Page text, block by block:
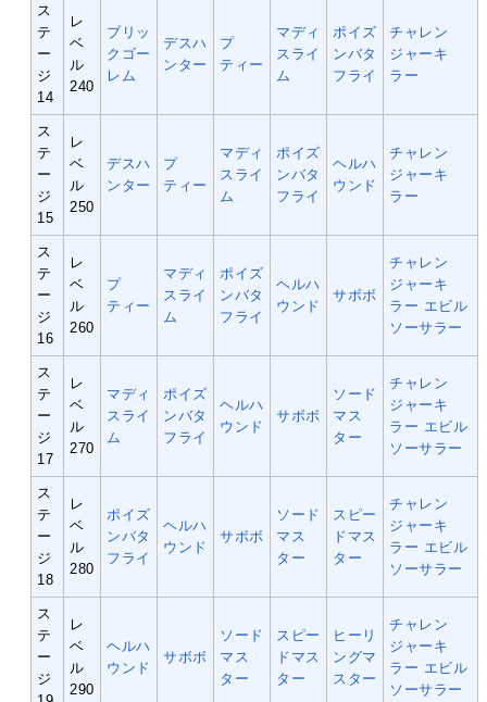
ス
テ
ー
ジ
14
レ
ベ
ル
240
ブリッ
クゴー
レム
デスハ
ンター
プ
ティー
マディ
スライ
ム
ポイズ
ンバタ
フライ
チャレン
ジャーキ
ラー
ス
テ
ー
ジ
15
レ
ベ
ル
250
デスハ
ンター
プ
ティー
マディ
スライ
ム
ポイズ
ンバタ
フライ
ヘルハ
ウンド
チャレン
ジャーキ
ラー
ス
テ
ー
ジ
16
レ
ベ
ル
260
プ
ティー
マディ
スライ
ム
ポイズ
ンバタ
フライ
ヘルハ
ウンド
サボボ
チャレン
ジャーキ
ラー エビル
ソーサラー
ス
テ
ー
ジ
17
レ
ベ
ル
270
マディ
スライ
ム
ポイズ
ンバタ
フライ
ヘルハ
ウンド
サボボ
ソード
マス
ター
チャレン
ジャーキ
ラー エビル
ソーサラー
ス
テ
ー
ジ
18
レ
ベ
ル
280
ポイズ
ンバタ
フライ
ヘルハ
ウンド
サボボ
ソード
マス
ター
スピー
ドマス
ター
チャレン
ジャーキ
ラー エビル
ソーサラー
ス
テ
ー
ジ
レ
ベ
ル
290
ヘルハ
ウンド
サボボ
ソード
マス
ター
スピー
ドマス
ター
ヒーリ
ングマ
スター
チャレン
ジャーキ
ラー エビル
ソーサラー